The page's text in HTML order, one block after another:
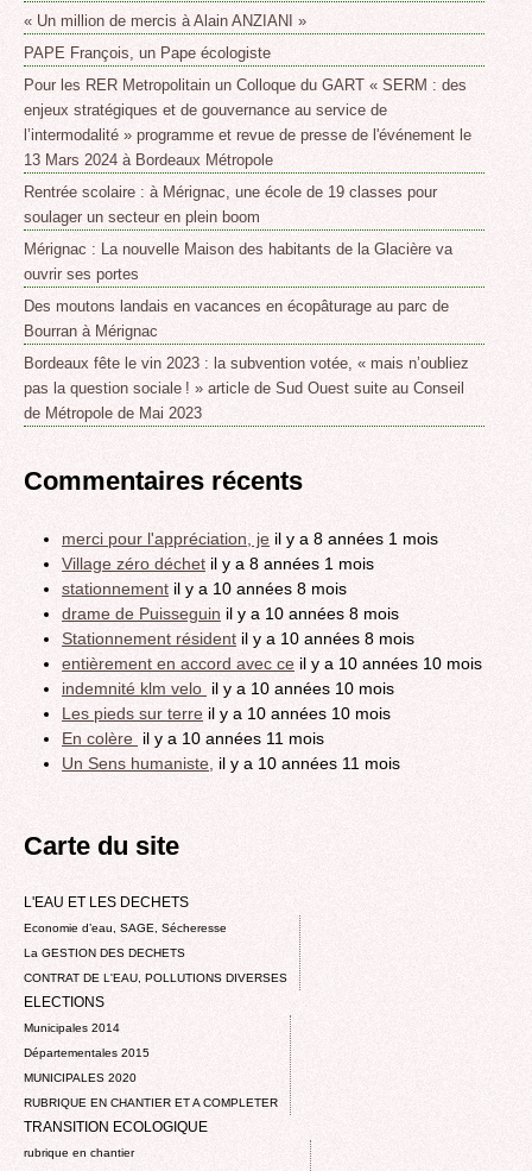
« Un million de mercis à Alain ANZIANI »
PAPE François, un Pape écologiste
Pour les RER Metropolitain un Colloque du GART « SERM : des
enjeux stratégiques et de gouvernance au service de
l’intermodalité » programme et revue de presse de l'événement le
13 Mars 2024 à Bordeaux Métropole
Rentrée scolaire : à Mérignac, une école de 19 classes pour
soulager un secteur en plein boom
Mérignac : La nouvelle Maison des habitants de la Glacière va
ouvrir ses portes
Des moutons landais en vacances en écopâturage au parc de
Bourran à Mérignac
Bordeaux fête le vin 2023 : la subvention votée, « mais n’oubliez
pas la question sociale ! » article de Sud Ouest suite au Conseil
de Métropole de Mai 2023
Commentaires récents
merci pour l'appréciation, je il y a 8 années 1 mois
Village zéro déchet il y a 8 années 1 mois
stationnement il y a 10 années 8 mois
drame de Puisseguin il y a 10 années 8 mois
Stationnement résident il y a 10 années 8 mois
entièrement en accord avec ce il y a 10 années 10 mois
indemnité klm velo il y a 10 années 10 mois
Les pieds sur terre il y a 10 années 10 mois
En colère il y a 10 années 11 mois
Un Sens humaniste, il y a 10 années 11 mois
Carte du site
L'EAU ET LES DECHETS
Economie d’eau, SAGE, Sécheresse
La GESTION DES DECHETS
CONTRAT DE L'EAU, POLLUTIONS DIVERSES
ELECTIONS
Municipales 2014
Départementales 2015
MUNICIPALES 2020
RUBRIQUE EN CHANTIER ET A COMPLETER
TRANSITION ECOLOGIQUE
rubrique en chantier